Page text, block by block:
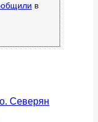
в
Северян